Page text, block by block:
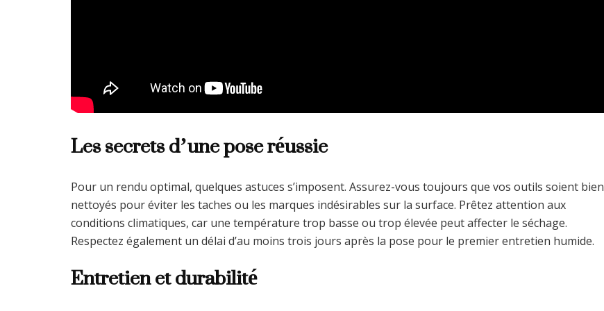
Les secrets d’une pose réussie
Pour un rendu optimal, quelques astuces s’imposent. Assurez-vous toujours que vos outils soient bien
nettoyés pour éviter les taches ou les marques indésirables sur la surface. Prêtez attention aux
conditions climatiques, car une température trop basse ou trop élevée peut affecter le séchage.
Respectez également un délai d’au moins trois jours après la pose pour le premier entretien humide.
Entretien et durabilité